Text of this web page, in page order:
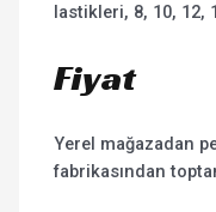
lastikleri, 8, 10, 12,
Fiyat
Yerel mağazadan
fabrikasından